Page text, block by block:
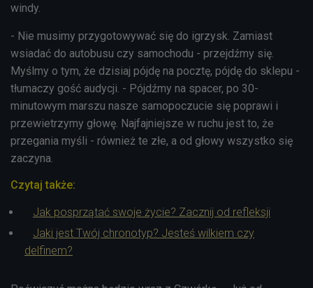
windy.
- Nie musimy przygotowywać się do igrzysk. Zamiast
wsiadać do autobusu czy samochodu - przejdźmy się.
Myślmy o tym, że dzisiaj pójdę na pocztę, pójdę do sklepu -
tłumaczy gość audycji. - Pójdźmy na spacer, po 30-
minutowym marszu nasze samopoczucie się poprawi i
przewietrzymy głowę. Najfajniejsze w ruchu jest to, że
przegania myśli - również te złe, a od głowy wszystko się
zaczyna.
Czytaj także:
Jak posprzątać swoje życie? Zacznij od refleksji
Jaki jest Twój chronotyp? Jesteś wilkiem czy
delfinem?